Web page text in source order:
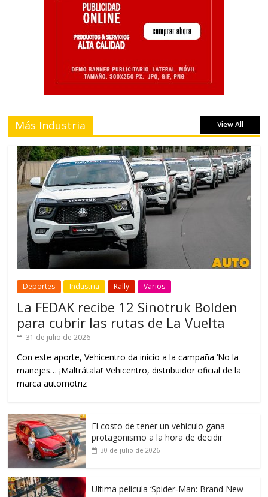
Más Industria View All
Deportes Industria Rally Varios
La FEDAK recibe 12 Sinotruk Bolden
para cubrir las rutas de La Vuelta
31 de julio de 2026
Con este aporte, Vehicentro da inicio a la campaña ‘No la
manejes… ¡Maltrátala!’ Vehicentro, distribuidor oficial de la
marca automotriz
El costo de tener un vehículo gana
protagonismo a la hora de decidir
30 de julio de 2026
Ultima película ‘Spider‑Man: Brand New